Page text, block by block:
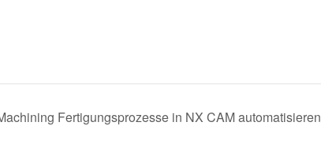
Fertigungsprozesse in NX CAM automatisieren